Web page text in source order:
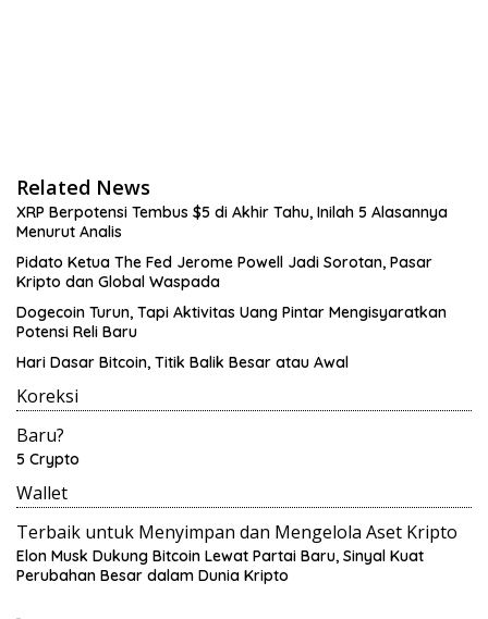
Related News
XRP Berpotensi Tembus $5 di Akhir Tahu, Inilah 5 Alasannya
Menurut Analis
Pidato Ketua The Fed Jerome Powell Jadi Sorotan, Pasar
Kripto dan Global Waspada
Dogecoin Turun, Tapi Aktivitas Uang Pintar Mengisyaratkan
Potensi Reli Baru
Hari Dasar Bitcoin, Titik Balik Besar atau Awal
Koreksi
Baru?
5 Crypto
Wallet
Terbaik untuk Menyimpan dan Mengelola Aset Kripto
Elon Musk Dukung Bitcoin Lewat Partai Baru, Sinyal Kuat
Perubahan Besar dalam Dunia Kripto